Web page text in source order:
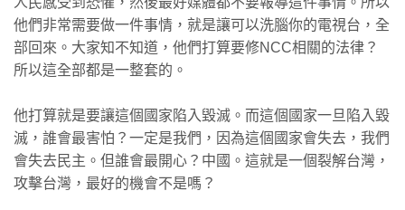
他們非常需要做一件事情，就是讓可以洗腦你的電視台，全
部回來。大家知不知道，他們打算要修NCC相關的法律？
所以這全部都是一整套的。
他打算就是要讓這個國家陷入毀滅。而這個國家一旦陷入毀
滅，誰會最害怕？一定是我們，因為這個國家會失去，我們
會失去民主。但誰會最開心？中國。這就是一個裂解台灣，
攻擊台灣，最好的機會不是嗎？